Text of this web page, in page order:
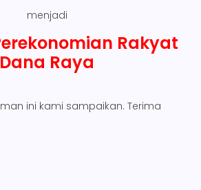
menjadi
Rakyat
Dana Raya
ini kami sampaikan. Terima